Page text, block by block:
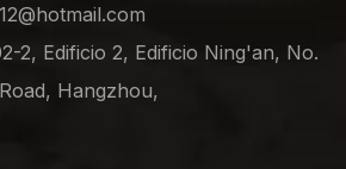
2, Edificio 2, Edificio Ning'an, No.
Hangzhou,